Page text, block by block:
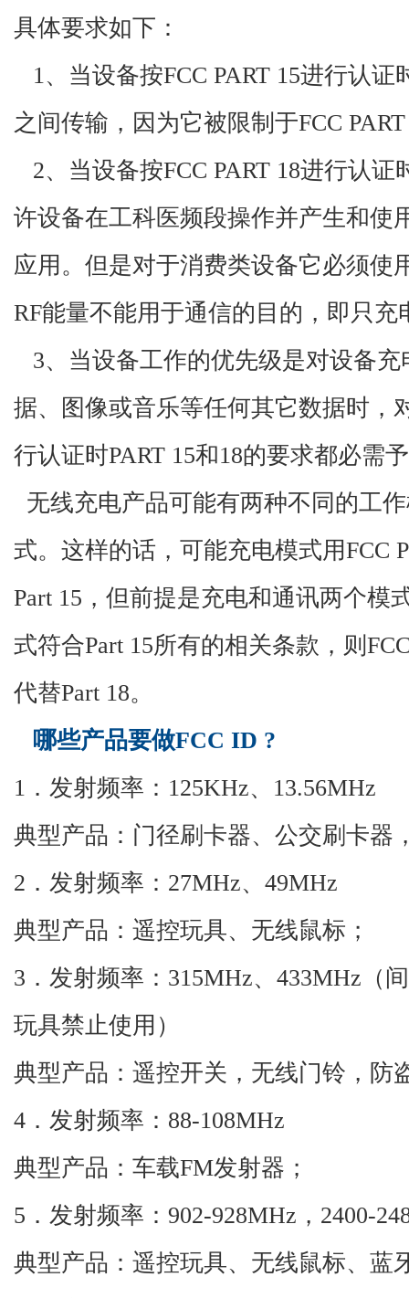
具体要求如下：
1、当设备按FCC PART 15进行认证
之间传输，因为它被限制于FCC
2、当设备按FCC PART 18进行认证
许设备在工科医频段操作并产生和使
应用。但是对于消费类设备它必须使
RF能量不能用于通信的目的，即只充
3、当设备工作的优先级是对设备
据、图像或音乐等任何其它数据时，
行认证时PART 15和18的要求都必需
无线充电产品可能有两种不同的工
式。这样的话，可能充电模式用FCC
Part 15，但前提是充电和通讯两个模
式符合Part 15所有的相关条款，则
代替Part 18。
哪些产品要做FCC ID ?
1．发射频率：125KHz、13.56MHz
典型产品：门径刷卡器、公交刷卡器
2．发射频率：27MHz、49MHz
典型产品：遥控玩具、无线鼠标；
3．发射频率：315MHz、433MHz（
玩具禁止使用）
典型产品：遥控开关，无线门铃，防
4．发射频率：88-108MHz
典型产品：车载FM发射器；
5．发射频率：902-928MHz，2400-
典型产品：遥控玩具、无线鼠标、蓝